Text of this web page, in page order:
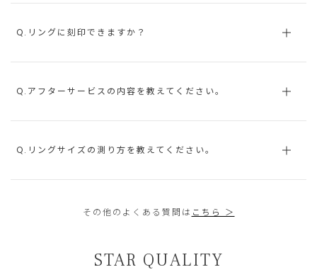
Q.リングに刻印できますか？
Q.アフターサービスの内容を教えてください。
Q.リングサイズの測り方を教えてください。
その他のよくある質問は こちら ＞
STAR QUALITY